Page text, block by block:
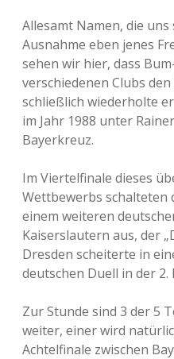
Allesamt Namen, die
Ausnahme eben jenes
sehen wir hier, dass
verschiedenen Clubs
schließlich wiederholte
im Jahr 1988 unter
Bayerkreuz.
Im Viertelfinale dieses
Wettbewerbs schalteten
einem weiteren
Kaiserslautern aus, der
Dresden scheiterte in
deutschen Duell in der
Zur Stunde sind 3 der 5
weiter, einer wird
Achtelfinale zwischen